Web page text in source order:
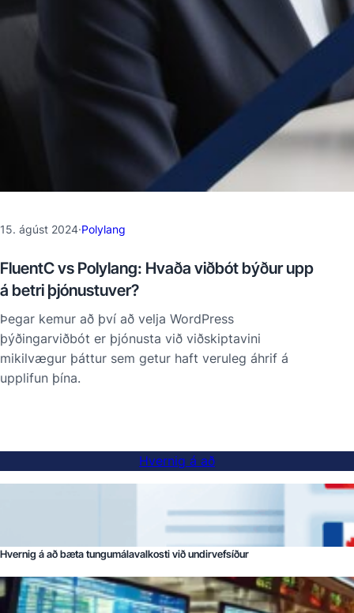
15. ágúst 2024·Polylang
FluentC vs Polylang: Hvaða viðbót býður upp
á betri þjónustuver?
Þegar kemur að því að velja WordPress
þýðingarviðbót er þjónusta við viðskiptavini
mikilvægur þáttur sem getur haft veruleg áhrif á
upplifun þína.
Hvernig á að
Hvernig á að bæta tungumálavalkosti við undirvefsíður